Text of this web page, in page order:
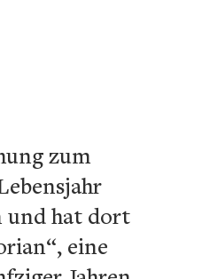
zum
und hat dort
eine